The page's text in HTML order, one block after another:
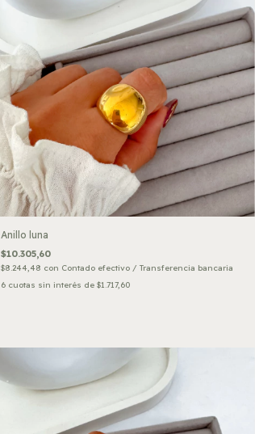
Anillo luna
$10.305,60
$8.244,48 con Contado efectivo / Transferencia bancaria
6 cuotas sin interés de$1.717,60